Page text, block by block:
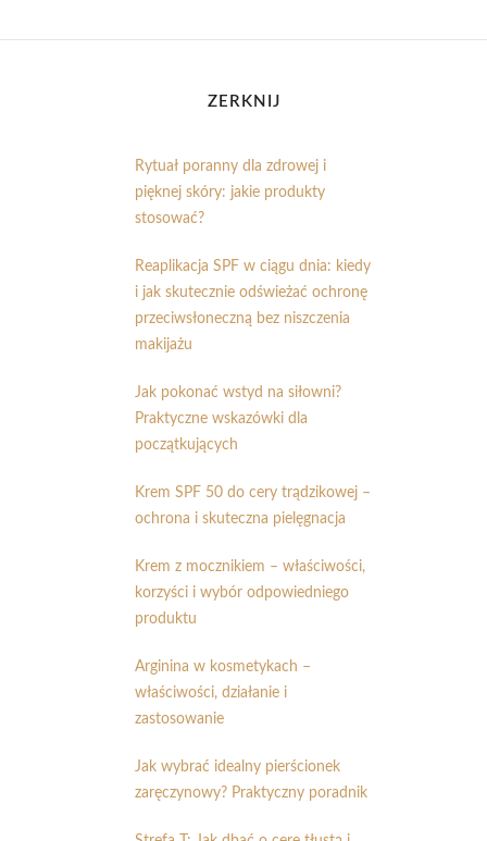
ZERKNIJ
Rytuał poranny dla zdrowej i
pięknej skóry: jakie produkty
stosować?
Reaplikacja SPF w ciągu dnia: kiedy
i jak skutecznie odświeżać ochronę
przeciwsłoneczną bez niszczenia
makijażu
Jak pokonać wstyd na siłowni?
Praktyczne wskazówki dla
początkujących
Krem SPF 50 do cery trądzikowej –
ochrona i skuteczna pielęgnacja
Krem z mocznikiem – właściwości,
korzyści i wybór odpowiedniego
produktu
Arginina w kosmetykach –
właściwości, działanie i
zastosowanie
Jak wybrać idealny pierścionek
zaręczynowy? Praktyczny poradnik